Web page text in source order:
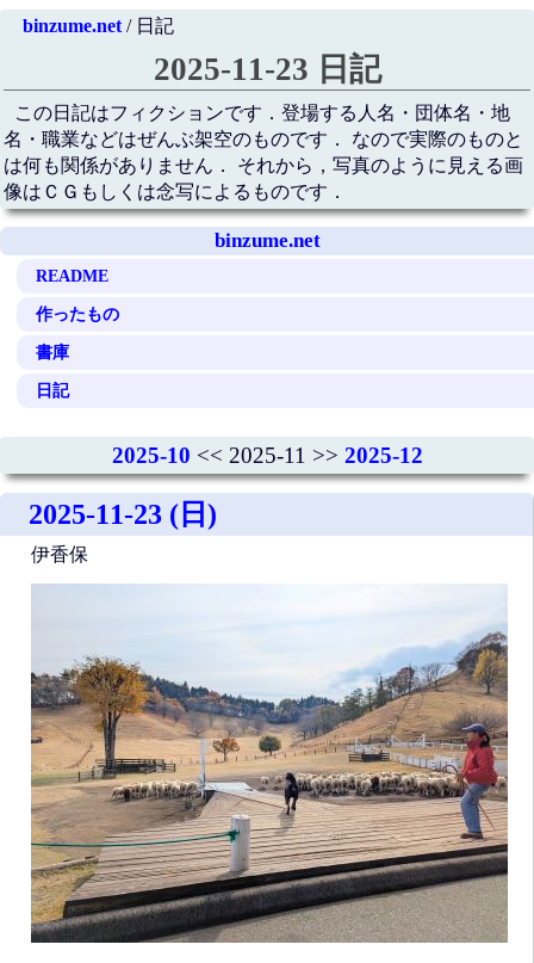
binzume.net/ 日記
2025-11-23 日記
この日記はフィクションです．登場する人名・団体名・地
名・職業などはぜんぶ架空のものです． なので実際のものと
は何も関係がありません． それから，写真のように見える画
像はＣＧもしくは念写によるものです．
binzume.net
README
作ったもの
書庫
日記
2025-10 << 2025-11 >> 2025-12
2025-11-23 (日)
伊香保